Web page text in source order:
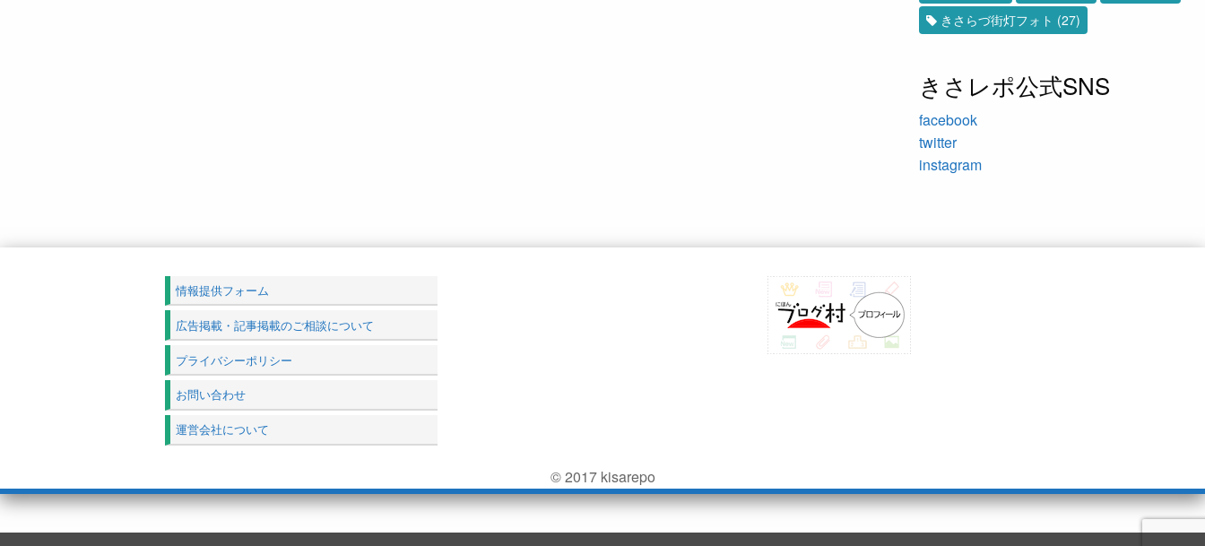
きさらづ街灯フォト (27)
きさレポ公式SNS
facebook
twitter
instagram
情報提供フォーム
広告掲載・記事掲載のご相談について
プライバシーポリシー
お問い合わせ
運営会社について
© 2017 kisarepo